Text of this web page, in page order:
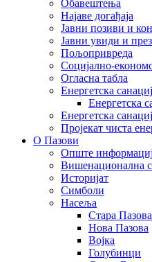
Обавештења
Најаве догађаја
Јавни позиви и
Јавни увиди и
Пољопривреда
Социјално-
Огласна табла
Енергетска
Енергетска
Енергетска
Пројекат чиста
О Пазови
Опште
Вишенационална
Историјат
Симболи
Насеља
Стара Пазова
Нова Пазова
Војка
Голубинци